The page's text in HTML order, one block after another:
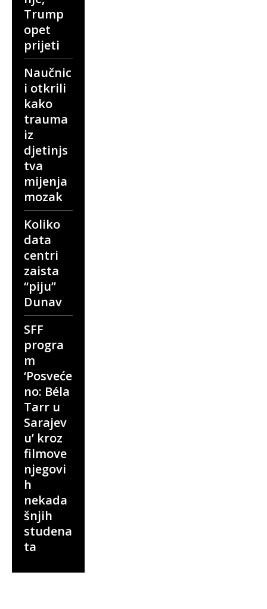
Trump
opet
prijeti
Naučnic
i otkrili
kako
trauma
iz
djetinjs
tva
mijenja
mozak
Koliko
data
centri
zaista
“piju”
Dunav
SFF
progra
m
‘Posveće
no: Béla
Tarr u
Sarajev
u’ kroz
filmove
njegovi
h
nekada
šnjih
studena
ta